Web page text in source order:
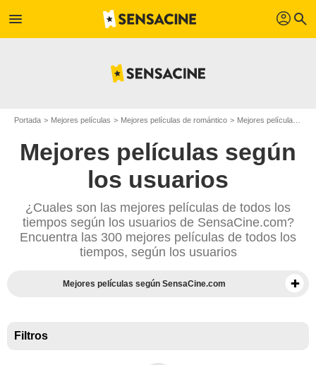
menu profil search
Portada Mejores películas Mejores películas de romántico Mejores películas de 2017
Mejores películas según
los usuarios
¿Cuales son las mejores películas de todos los
tiempos según los usuarios de SensaCine.com?
Encuentra las 300 mejores películas de todos los
tiempos, según los usuarios
Mejores películas según SensaCine.com
Filtros